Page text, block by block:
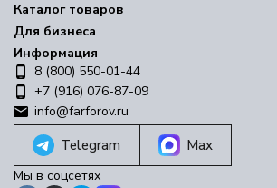
Каталог товаров
Для бизнеса
Информация
8 (800) 550-01-44
+7 (916) 076-87-09
info@farforov.ru
Telegram Max
Мы в соцсетях